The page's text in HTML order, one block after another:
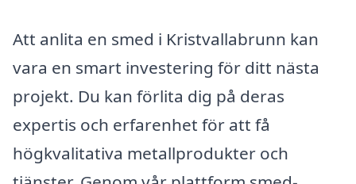
Att anlita en smed i Kristvallabrunn kan
vara en smart investering för ditt nästa
projekt. Du kan förlita dig på deras
expertis och erfarenhet för att få
högkvalitativa metallprodukter och